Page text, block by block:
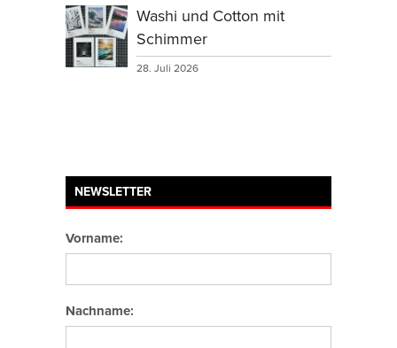
Washi und Cotton mit
Schimmer
28. Juli 2026
NEWSLETTER
Vorname:
Nachname: